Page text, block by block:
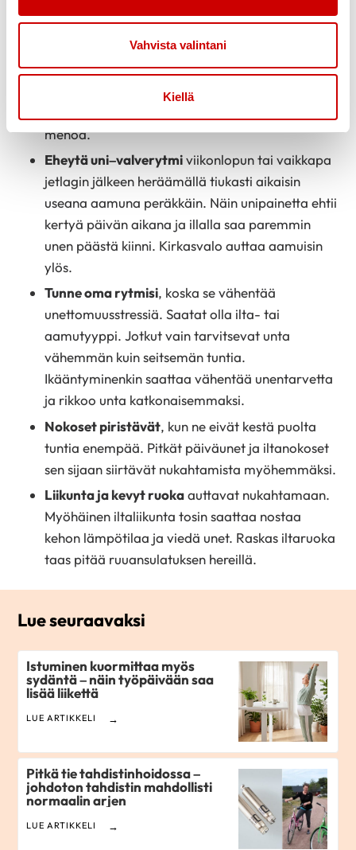
Vahvista valintani
Kiellä
vaikkapa sohvalle lukemaan tylsää kirjaa,
kunnes alkaa unettaa.
Sulje kännykkä ja tabletti, koska sinisävyinen
valo virkistää aivoja. Näytöt kannattaa laittaa
menoa.
Eheytä uni–valverytmiviikonlopun tai vaikkapa
jetlagin jälkeen heräämällä tiukasti aikaisin
useana aamuna peräkkäin. Näin unipainetta ehtii
kertyä päivän aikana ja illalla saa paremmin
unen päästä kiinni. Kirkasvalo auttaa aamuisin
ylös.
Tunne oma rytmisi, koska se vähentää
unettomuusstressiä. Saatat olla ilta- tai
aamutyyppi. Jotkut vain tarvitsevat unta
vähemmän kuin seitsemän tuntia.
Ikääntyminenkin saattaa vähentää unentarvetta
ja rikkoo unta katkonaisemmaksi.
Nokoset piristävät, kun ne eivät kestä puolta
tuntia enempää. Pitkät päiväunet ja iltanokoset
sen sijaan siirtävät nukahtamista myöhemmäksi.
Liikunta ja kevyt ruokaauttavat nukahtamaan.
Myöhäinen iltaliikunta tosin saattaa nostaa
kehon lämpötilaa ja viedä unet. Raskas iltaruoka
taas pitää ruuansulatuksen hereillä.
Lue seuraavaksi
Istuminen kuormittaa myös
sydäntä – näin työpäivään saa
lisää liikettä
LUE ARTIKKELI
Pitkä tie tahdistinhoidossa –
johdoton tahdistin mahdollisti
normaalin arjen
LUE ARTIKKELI